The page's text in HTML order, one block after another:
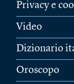
Privacy e
Video
Dizionario
Oroscopo